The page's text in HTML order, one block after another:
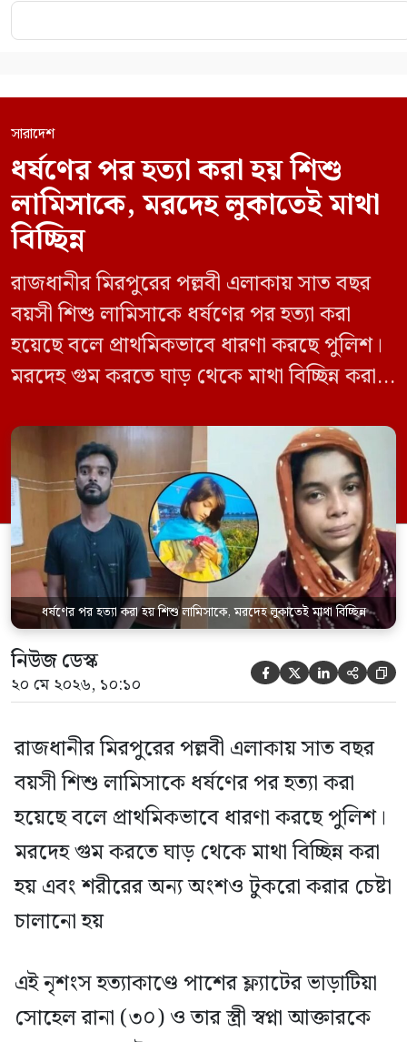
সারাদেশ
ধর্ষণের পর হত্যা করা হয় শিশু
লামিসাকে, মরদেহ লুকাতেই মাথা
বিচ্ছিন্ন
রাজধানীর মিরপুরের পল্লবী এলাকায় সাত বছর
বয়সী শিশু লামিসাকে ধর্ষণের পর হত্যা করা
হয়েছে বলে প্রাথমিকভাবে ধারণা করছে পুলিশ।
মরদেহ গুম করতে ঘাড় থেকে মাথা বিচ্ছিন্ন করা
চালানো হয় এই নৃশংস হত্যাকাণ্ডে পাশের ফ্ল্যাটের
ভাড়াটিয়া সোহেল রানা (৩০) ও তার স্ত্রী স্বপ্না
আক্তারকে (২৬) মাত্র ৭ ঘণ্টার […]
ধর্ষণের পর হত্যা করা হয় শিশু লামিসাকে, মরদেহ লুকাতেই মাথা বিচ্ছিন্ন
নিউজ ডেস্ক
২০ মে ২০২৬, ১০:১০     
রাজধানীর মিরপুরের পল্লবী এলাকায় সাত বছর
বয়সী শিশু লামিসাকে ধর্ষণের পর হত্যা করা
হয়েছে বলে প্রাথমিকভাবে ধারণা করছে পুলিশ।
মরদেহ গুম করতে ঘাড় থেকে মাথা বিচ্ছিন্ন করা
হয় এবং শরীরের অন্য অংশও টুকরো করার চেষ্টা
চালানো হয়
এই নৃশংস হত্যাকাণ্ডে পাশের ফ্ল্যাটের ভাড়াটিয়া
সোহেল রানা (৩০) ও তার স্ত্রী স্বপ্না আক্তারকে